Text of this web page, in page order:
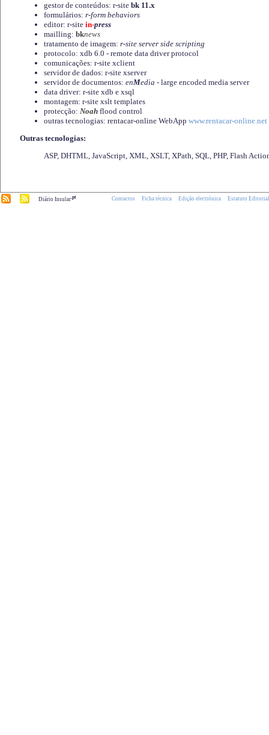
gestor de conteúdos: r-site bk 11.x
formulários: r-form behaviors
editor: r-site in-press
mailling: bknews
tratamento de imagem: r-site server side scripting
protocolo: xdb 6.0 - remote data driver protocol
comunicações: r-site xclient
servidor de dados: r-site xserver
servidor de documentos: enMedia - large encoded media server
data driver: r-site xdb e xsql
montagem: r-site xslt templates
protecção: Noah flood control
outras tecnologias: rentacar-online WebApp www.rentacar-online.net
Outras tecnologias:
ASP, DHTML, JavaScript, XML, XSLT, XPath, SQL, PHP, Flash
Diário Insular.pt Contactos Ficha técnica Edição electrónica Estatuto Editorial